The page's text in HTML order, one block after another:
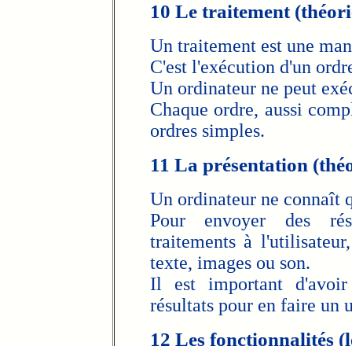
10 Le traitement
Un traitement est une
C'est l'exécution d'un
Un ordinateur ne peut
Chaque ordre, aussi
ordres simples.
11 La présentation
Un ordinateur ne connaît
Pour envoyer des
traitements à
texte, images ou son.
Il est important d'avoir
résultats pour en faire un
12 Les fonctionnalités